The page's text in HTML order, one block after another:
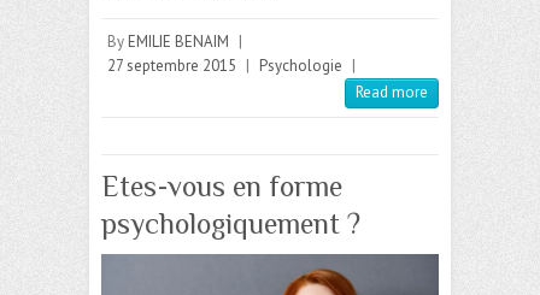
By EMILIE BENAIM |
27 septembre 2015 | Psychologie |
Read more
Etes-vous en forme
psychologiquement ?